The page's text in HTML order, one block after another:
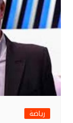
رياضة